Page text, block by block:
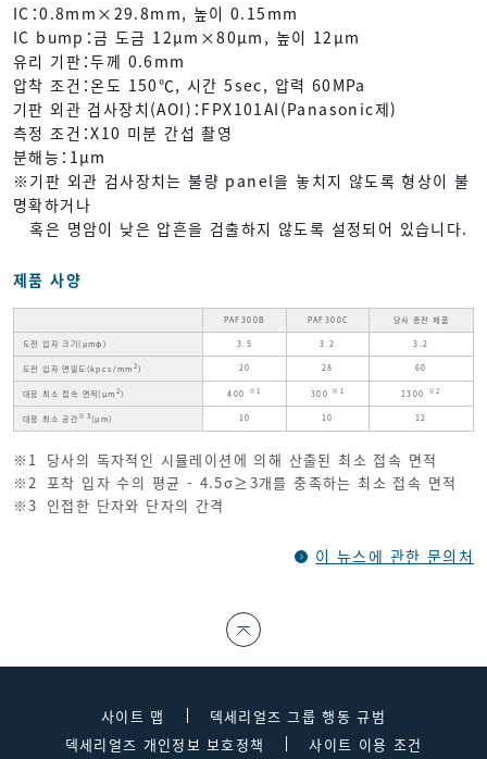
IC：0.8mm×29.8mm, 높이 0.15mm
IC bump：금 도금 12μm×80μm, 높이 12μm
유리 기판：두께 0.6mm
압착 조건：온도 150℃, 시간 5sec, 압력 60MPa
기판 외관 검사장치(AOI)：FPX101AI(Panasonic제)
측정 조건：X10 미분 간섭 촬영
분해능：1μm
※기판 외관 검사장치는 불량 panel을 놓치지 않도록 형상이 불
명확하거나
혹은 명암이 낮은 압흔을 검출하지 않도록 설정되어 있습니다.
제품 사양
PAF300B PAF300C 당사 종전 제품
도전 입자 크기(μmφ) 3.5 3.2 3.2
도전 입자 면밀도(kpcs/mm 2) 20 28 60
대응 최소 접속 면적(μm 2) 400 ※1 300 ※1 1300 ※2
대응 최소 공간 ※3(μm) 10 10 12
※1 당사의 독자적인 시뮬레이션에 의해 산출된 최소 접속 면적
※2 포착 입자 수의 평균 - 4.5σ≥3개를 충족하는 최소 접속 면적
※3 인접한 단자와 단자의 간격
이 뉴스에 관한 문의처
사이트 맵
덱세리얼즈 그룹 행동 규범
덱세리얼즈 개인정보 보호정책
사이트 이용 조건